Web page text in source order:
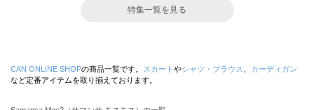
特集一覧を見る
CAN ONLINE SHOPの商品一覧です。 スカート やシャツ・ブラウス
カーディガン
など定番アイテムを取り揃えております。